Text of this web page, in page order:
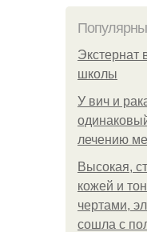
Экстернат
школы
У вич и
лечению
Высокая,
кожей и
чертами,
сошла с